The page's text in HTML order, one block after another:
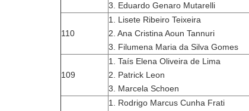
3. Eduardo Genaro Mutarelli
110
1. Lisete Ribeiro Teixeira
2. Ana Cristina Aoun Tannuri
3. Filumena Maria da Silva Gomes
109
1. Taís Elena Oliveira de Lima
2. Patrick Leon
3. Marcela Schoen
1. Rodrigo Marcus Cunha Frati